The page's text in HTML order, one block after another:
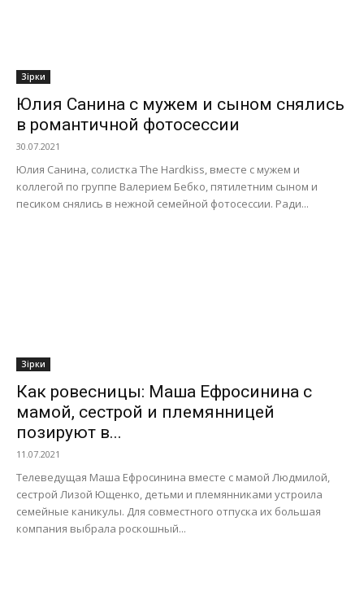
Зірки
Юлия Санина с мужем и сыном снялись
в романтичной фотосессии
30.07.2021
Юлия Санина, солистка The Hardkiss, вместе с мужем и
коллегой по группе Валерием Бебко, пятилетним сыном и
песиком снялись в нежной семейной фотосессии. Ради...
Зірки
Как ровесницы: Маша Ефросинина с
мамой, сестрой и племянницей
позируют в...
11.07.2021
Телеведущая Маша Ефросинина вместе с мамой Людмилой,
сестрой Лизой Ющенко, детьми и племянниками устроила
семейные каникулы. Для совместного отпуска их большая
компания выбрала роскошный...